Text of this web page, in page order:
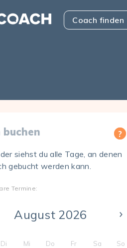
Coach finden
buchen
siehst du alle Tage, an denen
gebucht werden kann.
Termine:
August 2026
Di Mi Do Fr Sa So